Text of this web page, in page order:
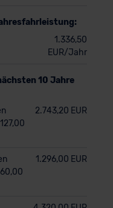
1.336,50
EUR/Jahr
10 Jahre
2.743,20 EUR
1.296,00 EUR